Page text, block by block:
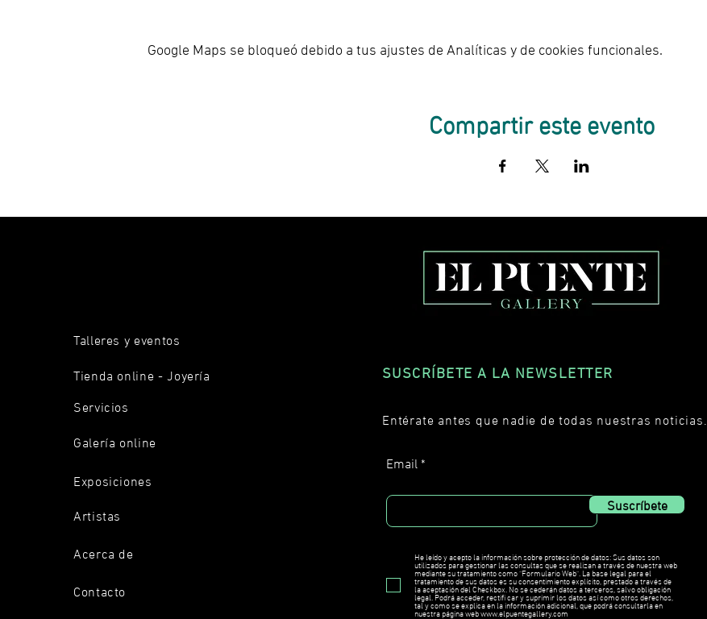
Google Maps se bloqueó debido a tus ajustes de Analíticas y de cookies funcionales.
Compartir este evento
Talleres y eventos
Tienda online - Joyería
Servicios
Galería online
Exposiciones
Artistas
Acerca de
Contacto
SUSCRÍBETE A LA NEWSLETTER
Email
Suscríbete
He leído y acepto la información sobre protección de datos: Sus datos son
utilizados para gestionar las consultas que se realizan a través de nuestra web
mediante su tratamiento como "Formulario Web". La base legal para el
tratamiento de sus datos es su consentimiento explícito, prestado a través de
la aceptación del Checkbox. No se cederán datos a terceros, salvo obligación
legal. Podrá acceder, rectifi car y suprimir los datos así como otros derechos,
tal y como se explica en la información adicional, que podrá consultarla en
nuestra página web www.elpuentegallery.com
Entérate antes que nadie de todas nuestras noticias.